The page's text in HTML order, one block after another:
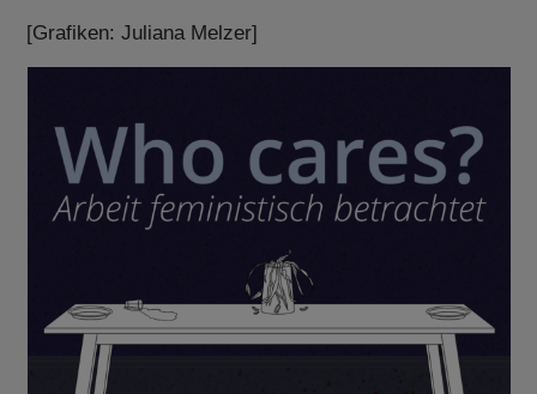
[Grafiken: Juliana Melzer]